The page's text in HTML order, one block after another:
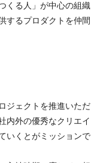
くる人」が中心の組織
するプロダクトを仲間
ジェクトを推進いただ
内外の優秀なクリエイ
いくとがミッションで